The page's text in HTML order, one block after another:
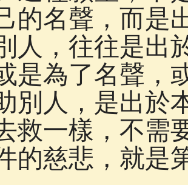
的名聲，而是
人，往往是出
是為了名聲，
別人，是出於
救一樣，不需
的慈悲，就是